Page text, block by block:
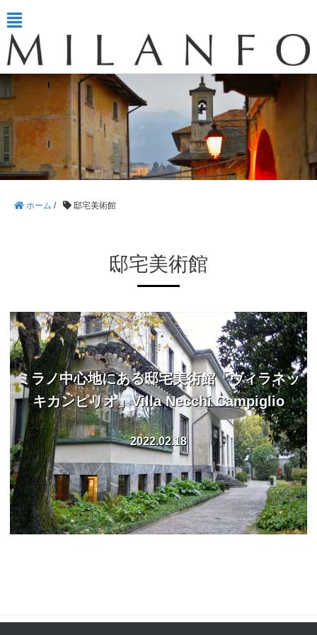
ホーム / 邸宅美術館
邸宅美術館
ミラノ中心地にある邸宅美術館「ヴィラネッ
キカンピリオ」Villa Necchi Campiglio
2022.02.18